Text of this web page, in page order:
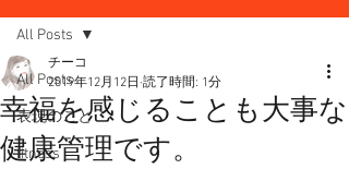
All Posts
表現のこと
fitness
All Posts
幸福を感じることも大事な
健康管理です。
チーコ
2019年12月12日 読了時間: 1分